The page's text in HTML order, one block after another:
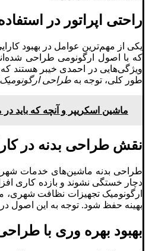
راحتی اپراتور در
یکی از مهم‌ترین عوامل در بهبود
که با اصول ارگونومی طراحی
ویژگی‌هایی در احمدی خیبر هستند
طور کلی، توجه به طراحی
ماشین اسکریپر و آنچه که باید در مورد آن
نقش طراحی بدنه در
طراحی بدنه ماشین‌های خدمات
دچار خستگی نشوند و بازده کاری
ارگونومیک تجهیزات نظافت شهری،
بهینه حفظ شود. توجه به این اصول
بهبود بهره‌ وری با